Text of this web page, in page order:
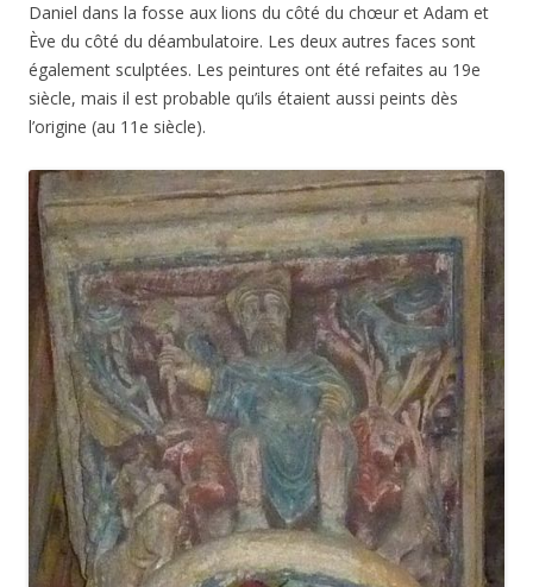
Daniel dans la fosse aux lions du côté du chœur et Adam et
Ève du côté du déambulatoire. Les deux autres faces sont
également sculptées. Les peintures ont été refaites au 19e
siècle, mais il est probable qu’ils étaient aussi peints dès
l’origine (au 11e siècle).